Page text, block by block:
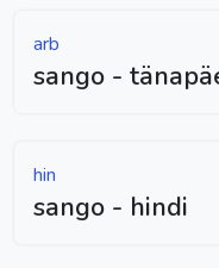
arb
sango -
hin
sango - hindi